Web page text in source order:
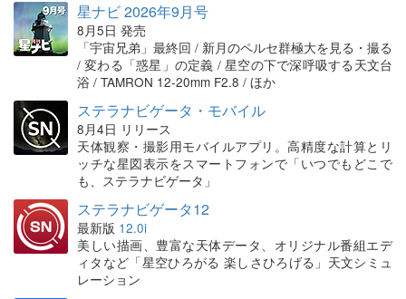
星ナビ 2026年9月号
8月5日 発売
「宇宙兄弟」最終回 / 新月のペルセ群極大を見る・撮る
/ 変わる「惑星」の定義 / 星空の下で深呼吸する天文台
浴 / TAMRON 12-20mm F2.8 / ほか
ステラナビゲータ・モバイル
8月4日 リリース
天体観察・撮影用モバイルアプリ。高精度な計算とリ
ッチな星図表示をスマートフォンで「いつでもどこで
も、ステラナビゲータ」
ステラナビゲータ12
最新版 12.0i
美しい描画、豊富な天体データ、オリジナル番組エデ
ィタなど「星空ひろがる 楽しさひろげる」天文シミュ
レーション